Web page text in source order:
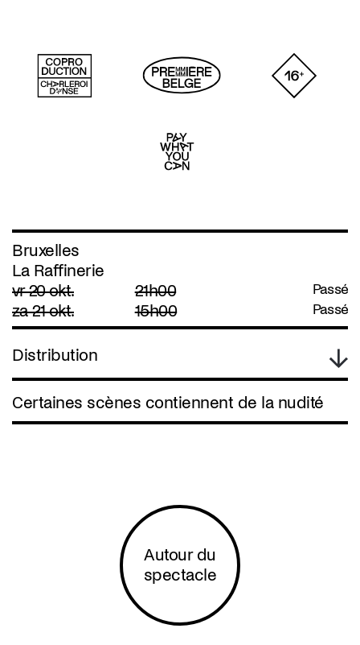
Bruxelles
La Raffinerie
vr 20 okt.
21h00 Passé
za 21 okt. 15h00 Passé
Distribution
Certaines scènes contiennent de la nudité
Autour du
spectacle